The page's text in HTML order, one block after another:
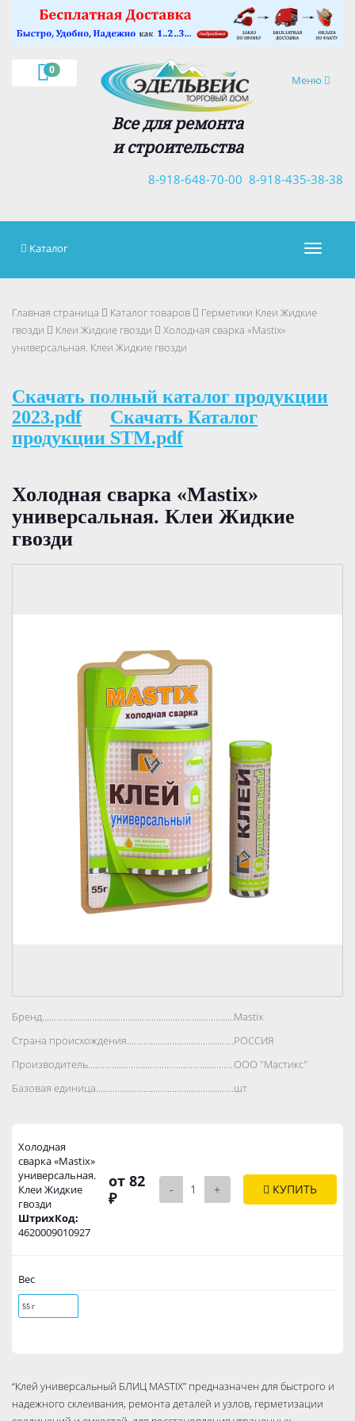
0
Навигация
Меню
Все для ремонта
и строительства
8-918-435-38-38
8-918-648-70-00
×
Каталог
Главная страница Каталог товаров
Герметики Клеи Жидкие
гвозди
Клеи Жидкие гвозди
Холодная сварка «Mastix»
универсальная. Клеи Жидкие гвозди
Скачать полный каталог продукции
2023.pdf
Скачать Каталог
продукции STM.pdf
Холодная сварка «Mastix»
универсальная. Клеи Жидкие
гвозди
Бренд..................................................................................Mastix
Страна происхождения..................................................................................
РОССИЯ
Производитель..................................................................................
ООО "Мастикс"
Базовая единица..................................................................................
шт
Холодная
сварка «Mastix»
универсальная.
Клеи Жидкие
гвозди
ШтрихКод:
4620009010927
от 82
₽
- + КУПИТЬ
Вес
55 г
“Клей универсальный БЛИЦ MASTIX” предназначен для быстрого и
надежного склеивания, ремонта деталей и узлов, герметизации